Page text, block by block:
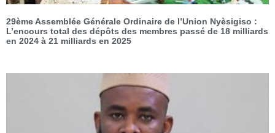
29ème Assemblée Générale Ordinaire de l’Union Nyèsigiso :
L’encours total des dépôts des membres passé de 18 milliards
en 2024 à 21 milliards en 2025